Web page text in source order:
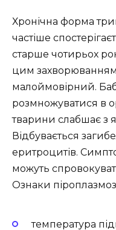
Хронічна форма
частіше
старше чотирьох
цим
малоймовірний.
розмножуватися в
тварини слабшає з
Відбувається
еритроцитів.
можуть
Ознаки
температура